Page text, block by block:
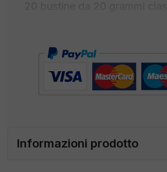
offrirai sempre uno snack
nutriente.
Non lasciare che questa
eccezionale che soddisferà
Informazioni prodotto